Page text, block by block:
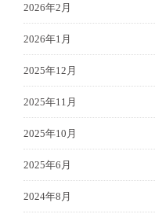
2026年2月
2026年1月
2025年12月
2025年11月
2025年10月
2025年6月
2024年8月